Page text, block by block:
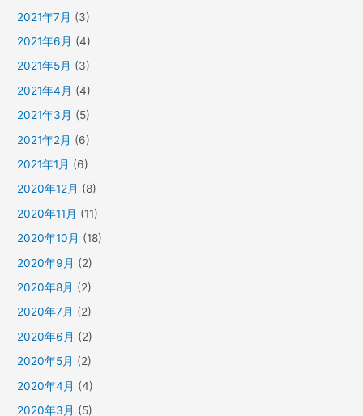
2021年7月 (3)
2021年6月 (4)
2021年5月 (3)
2021年4月 (4)
2021年3月 (5)
2021年2月 (6)
2021年1月 (6)
2020年12月 (8)
2020年11月 (11)
2020年10月 (18)
2020年9月 (2)
2020年8月 (2)
2020年7月 (2)
2020年6月 (2)
2020年5月 (2)
2020年4月 (4)
2020年3月 (5)